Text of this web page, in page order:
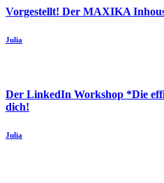
Vorgestellt! Der MAXIKA
Julia
Der LinkedIn Workshop *Die
dich!
Julia